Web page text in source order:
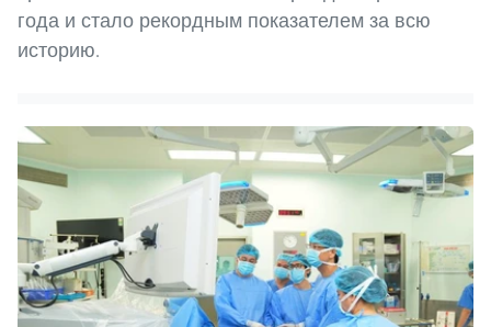
года и стало рекордным показателем за всю
историю.